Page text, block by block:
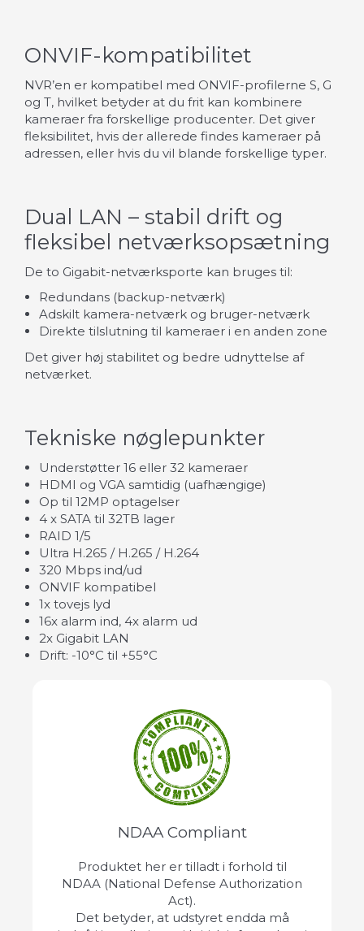
ONVIF-kompatibilitet
NVR’en er kompatibel med ONVIF-profilerne S, G
og T, hvilket betyder at du frit kan kombinere
kameraer fra forskellige producenter. Det giver
fleksibilitet, hvis der allerede findes kameraer på
adressen, eller hvis du vil blande forskellige typer.
Dual LAN – stabil drift og
fleksibel netværksopsætning
De to Gigabit-netværksporte kan bruges til:
Redundans (backup-netværk)
Adskilt kamera-netværk og bruger-netværk
Direkte tilslutning til kameraer i en anden zone
Det giver høj stabilitet og bedre udnyttelse af
netværket.
Tekniske nøglepunkter
Understøtter 16 eller 32 kameraer
HDMI og VGA samtidig (uafhængige)
Op til 12MP optagelser
4 x SATA til 32TB lager
RAID 1/5
Ultra H.265 / H.265 / H.264
320 Mbps ind/ud
ONVIF kompatibel
1x tovejs lyd
16x alarm ind, 4x alarm ud
2x Gigabit LAN
Drift: -10°C til +55°C
NDAA Compliant
Produktet her er tilladt i forhold til
NDAA (National Defense Authorization
Act).
Det betyder, at udstyret endda må